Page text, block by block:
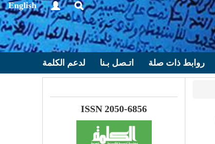
English
روابط ذات صلة اتـصل بـنا لدعم الكلمة
ISSN 2050-6856